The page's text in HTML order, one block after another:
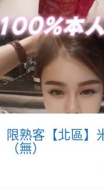
限熟客【北區】
（無）